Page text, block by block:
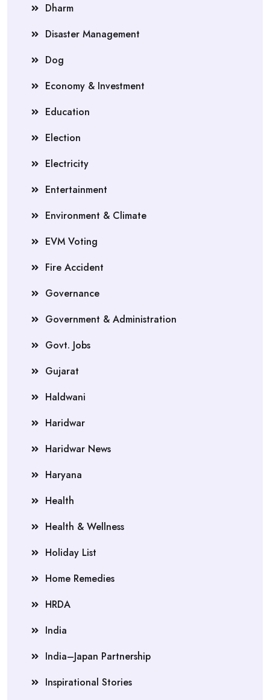
Dharm
Disaster Management
Dog
Economy & Investment
Education
Election
Electricity
Entertainment
Environment & Climate
EVM Voting
Fire Accident
Governance
Government & Administration
Govt. Jobs
Gujarat
Haldwani
Haridwar
Haridwar News
Haryana
Health
Health & Wellness
Holiday List
Home Remedies
HRDA
India
India–Japan Partnership
Inspirational Stories